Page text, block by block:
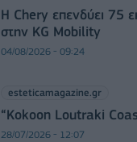
Η Chery επενδύει 75
στην KG Mobility
04/08/2026 - 09:24
esteticamagazine.gr
“Kokoon Loutraki
28/07/2026 - 12:07